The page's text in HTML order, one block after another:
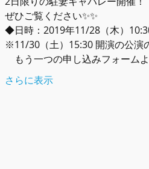
ぜひご覧ください✨✨
◆日時：2019年11/28（木）
※11/30（土）15:30 開演の公演
もう一つの申し込みフォーム
さらに表示